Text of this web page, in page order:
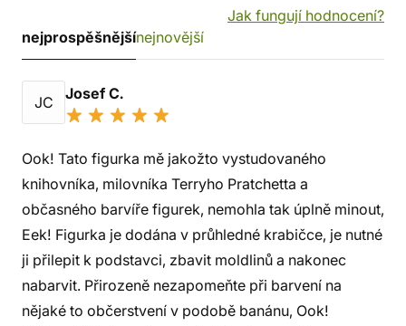
Jak fungují hodnocení?
nejprospěšnějšínejnovější
JC Josef C.
Ook! Tato figurka mě jakožto vystudovaného
knihovníka, milovníka Terryho Pratchetta a
občasného barvíře figurek, nemohla tak úplně minout,
Eek! Figurka je dodána v průhledné krabičce, je nutné
ji přilepit k podstavci, zbavit moldlinů a nakonec
nabarvit. Přirozeně nezapomeňte při barvení na
nějaké to občerstvení v podobě banánu, Ook!